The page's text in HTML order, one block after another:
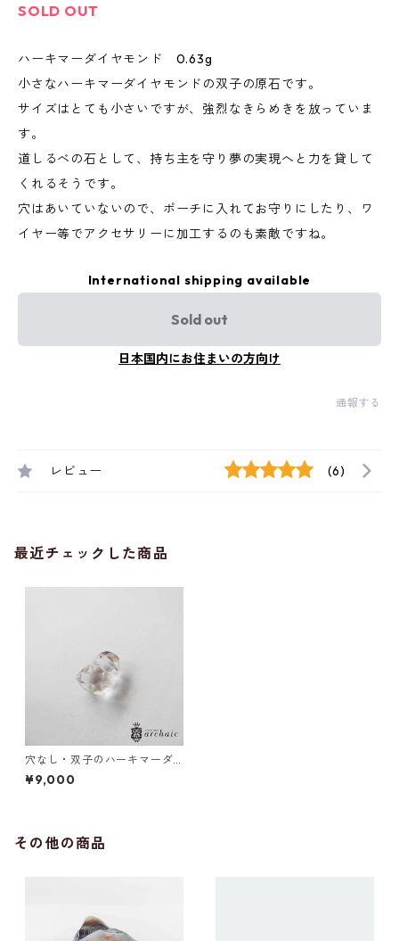
SOLD OUT
ハーキマーダイヤモンド 0.63g
小さなハーキマーダイヤモンドの双子の原石です。
サイズはとても小さいですが、強烈なきらめきを放っていま
す。
道しるべの石として、持ち主を守り夢の実現へと力を貸して
くれるそうです。
穴はあいていないので、ポーチに入れてお守りにしたり、ワ
イヤー等でアクセサリーに加工するのも素敵ですね。
International shipping available
Sold out
日本国内にお住まいの方向け
通報する
レビュー (6)
最近チェックした商品
穴なし・双子のハーキマーダ
イヤモンド(3.15ct)
¥9,000
その他の商品